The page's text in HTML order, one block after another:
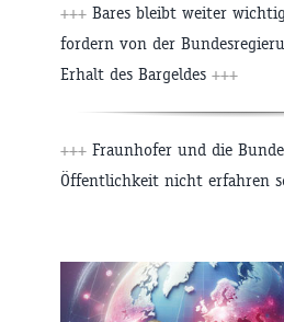
+++ Bares bleibt weiter
fordern von der
Erhalt des Bargeldes +++
+++ Fraunhofer und die
Öffentlichkeit nicht erfahren